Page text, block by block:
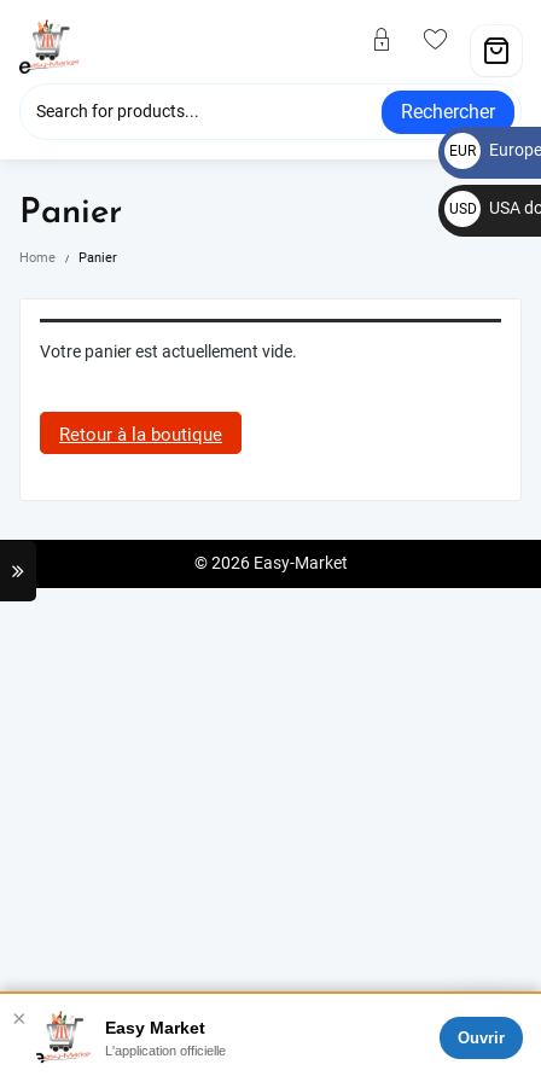
Rechercher
Panier
Home Panier
Votre panier est actuellement vide.
Retour à la boutique
© 2026 Easy-Market
EUR
€
USD
$
USA
× Easy Market
L'application officielle
Ouvrir